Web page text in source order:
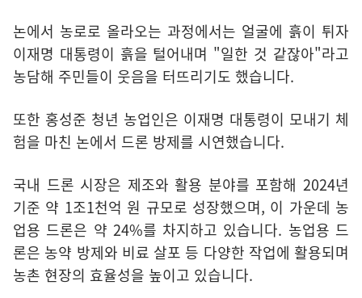
논에서 농로로 올라오는 과정에서는 얼굴에 흙이 튀자
이재명 대통령이 흙을 털어내며 "일한 것 같잖아"라고
농담해 주민들이 웃음을 터뜨리기도 했습니다.
또한 홍성준 청년 농업인은 이재명 대통령이 모내기 체
험을 마친 논에서 드론 방제를 시연했습니다.
국내 드론 시장은 제조와 활용 분야를 포함해 2024년
기준 약 1조1천억 원 규모로 성장했으며, 이 가운데 농
업용 드론은 약 24%를 차지하고 있습니다. 농업용 드
론은 농약 방제와 비료 살포 등 다양한 작업에 활용되며
농촌 현장의 효율성을 높이고 있습니다.